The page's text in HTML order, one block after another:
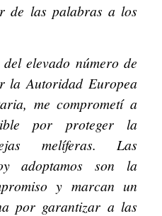
de las palabras a los
elevado número de
la Autoridad Europea
me comprometí a
por proteger la
melíferas. Las
adoptamos son la
y marcan un
por garantizar a las